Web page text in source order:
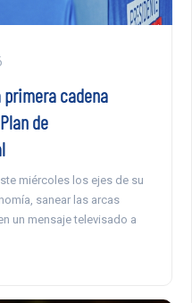
cadena
de
miércoles los ejes de su
sanear las arcas
un mensaje televisado a